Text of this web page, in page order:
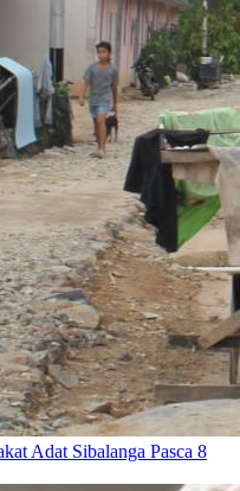
Adat Sibalanga Pasca 8